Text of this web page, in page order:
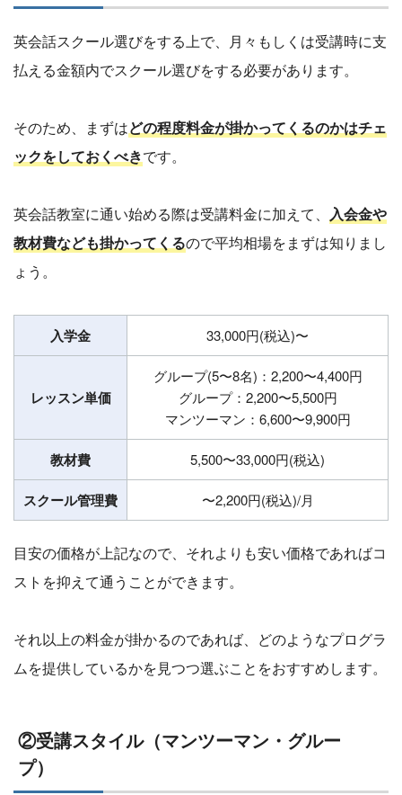
英会話スクール選びをする上で、月々もしくは受講時に支
払える金額内でスクール選びをする必要があります。
そのため、まずはどの程度料金が掛かってくるのかはチェ
ックをしておくべきです。
英会話教室に通い始める際は受講料金に加えて、
入会金や
教材費なども掛かってくるので平均相場をまずは知りまし
ょう。
入学金 33,000円(税込)〜
レッスン単価
グループ(5〜8名)：2,200〜4,400円
グループ：2,200〜5,500円
マンツーマン：6,600〜9,900円
教材費 5,500〜33,000円(税込)
スクール管理費 〜2,200円(税込)/月
目安の価格が上記なので、それよりも安い価格であればコ
ストを抑えて通うことができます。
それ以上の料金が掛かるのであれば、どのようなプログラ
ムを提供しているかを見つつ選ぶことをおすすめします。
②受講スタイル（マンツーマン・グルー
プ）